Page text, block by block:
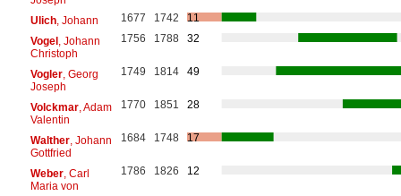
Ulich, Johann 1677 1742
11
Vogel, Johann
Christoph
1756 1788 32
Vogler, Georg
Joseph
1749 1814 49
Volckmar, Adam
Valentin
1770 1851 28
Walther, Johann
Gottfried
1684 1748 17
Weber, Carl
Maria von
1786 1826 12